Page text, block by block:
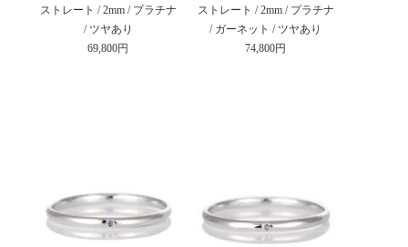
ストレート / 2mm / プラチナ
/ ツヤあり
69,800円
ストレート / 2mm / プラチナ
/ ガーネット / ツヤあり
74,800円